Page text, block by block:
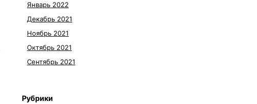
Январь 2022
Декабрь 2021
Ноябрь 2021
Октябрь 2021
Сентябрь 2021
Рубрики